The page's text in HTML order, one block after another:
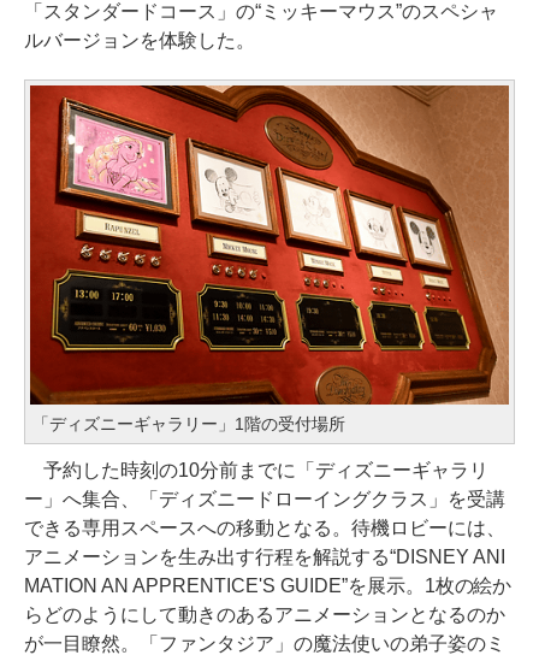
「スタンダードコース」の“ミッキーマウス”のスペシャ
ルバージョンを体験した。
「ディズニーギャラリー」1階の受付場所
予約した時刻の10分前までに「ディズニーギャラリ
ー」へ集合、「ディズニードローイングクラス」を受講
できる専用スペースへの移動となる。待機ロビーには、
アニメーションを生み出す行程を解説する“DISNEY ANI
MATION AN APPRENTICE'S GUIDE”を展示。1枚の絵か
らどのようにして動きのあるアニメーションとなるのか
が一目瞭然。「ファンタジア」の魔法使いの弟子姿のミ